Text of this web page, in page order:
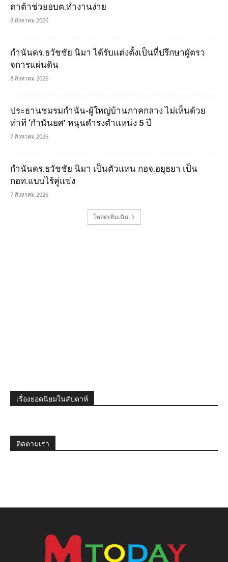
ดาต้าช่วยอบต.ทำงานง่าย
8 สิงหาคม 2026
กำนันดร.ธวัชชัย นิมา ได้รับแต่งตั้งเป็นที่ปรึกษาผูัตรว
จการแผ่นดิน
8 สิงหาคม 2026
ประธานชมรมกำนัน-ผู้ใหญ่บ้านภาคกลาง ไม่เห็นด้วย
ท่าที ‘กำนันยศ’ หนุนดำรงตำแหน่ง 5 ปี
7 สิงหาคม 2026
กำนันดร.ธวัชชัย นิมา เป็นตัวแทน กอจ.อยุธยา เป็น
กอท.แบบไร้คู่แข่ง
7 สิงหาคม 2026
โหลดเพิ่มเติม
เรื่องยอดนิยมในสัปดาห์
ติดตามเรา